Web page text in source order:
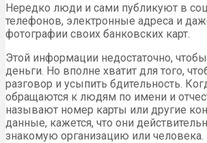
Нередко люди и сами публикуют в
телефонов, электронные адреса и
фотографии своих банковских карт.
Этой информации недостаточно, чтобы
деньги. Но вполне хватит для того,
разговор и усыпить бдительность.
обращаются к людям по имени и
называют номер карты или другие
данные, кажется, что они
знакомую организацию или человека.